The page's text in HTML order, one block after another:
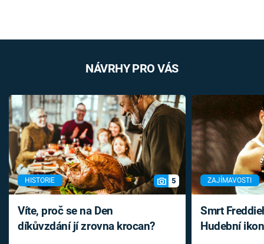
NÁVRHY PRO VÁS
HISTORIE 5
Víte, proč se na Den
díkůvzdání jí zrovna krocan?
ZAJÍMAVOSTI
Smrt
Hudební